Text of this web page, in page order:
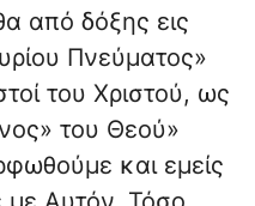
από δόξης εις
Πνεύματος»
του Χριστού, ως
του Θεού»
και εμείς